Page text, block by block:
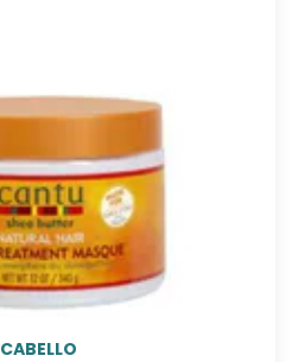
se
pueden
elegir
en
la
página
de
producto
CABELLO